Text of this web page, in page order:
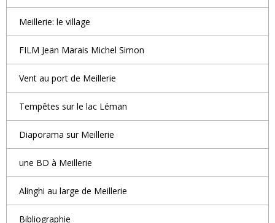
Meillerie: le village
FILM Jean Marais Michel Simon
Vent au port de Meillerie
Tempêtes sur le lac Léman
Diaporama sur Meillerie
une BD à Meillerie
Alinghi au large de Meillerie
Bibliographie